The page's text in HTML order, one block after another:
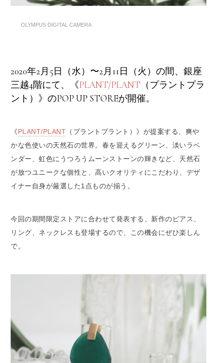
OLYMPUS DIGITAL CAMERA
2020年2月5日（水）〜2月11日（火）の間、銀座
三越4階にて、《PLANT/PLANT （プラントプラ
ント）》のPOP UP STOREが開催。
《PLANT/PLANT （プラントプラント）》が提案する、爽や
かな色使いの天然石の世界。春を迎えるグリーン、淡いラベ
ンダー、虹色にうつろうムーンストーンの輝きなど、天然石
が放つユニークな個性と、高いクオリティにこだわり、デザ
イナー自身が厳選した1点ものが揃う。
今回の期間限定ストアに合わせて発表する、新作のピアス、
リング、ネックレスも登場するので、この機会にぜひ楽しん
で。